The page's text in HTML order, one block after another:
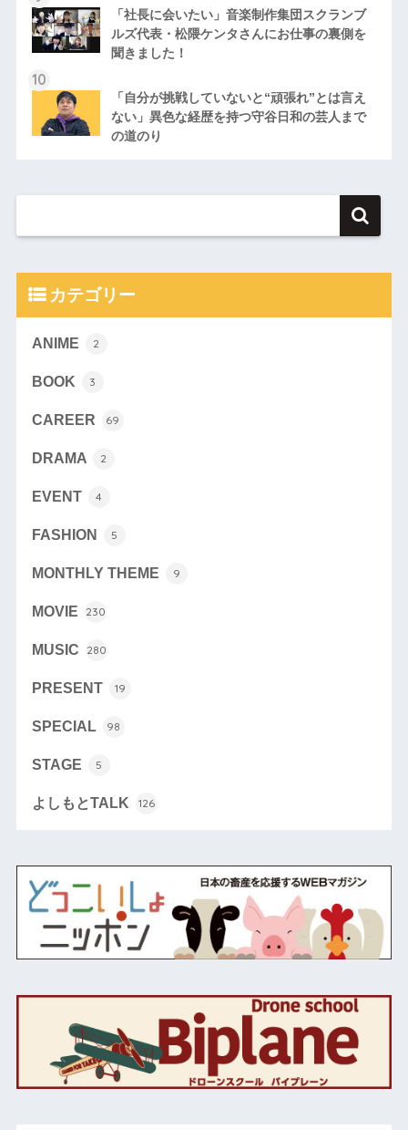
「社長に会いたい」音楽制作集団スクランブ
ルズ代表・松隈ケンタさんにお仕事の裏側を
聞きました！
「自分が挑戦していないと“頑張れ”とは言え
ない」異色な経歴を持つ守谷日和の芸人まで
の道のり
カテゴリー
ANIME 2
BOOK 3
CAREER 69
DRAMA 2
EVENT 4
FASHION 5
MONTHLY THEME 9
MOVIE 230
MUSIC 280
PRESENT 19
SPECIAL 98
STAGE 5
よしもとTALK 126